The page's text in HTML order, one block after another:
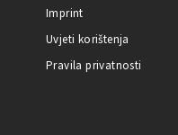
Imprint
Uvjeti korištenja
Pravila privatnosti